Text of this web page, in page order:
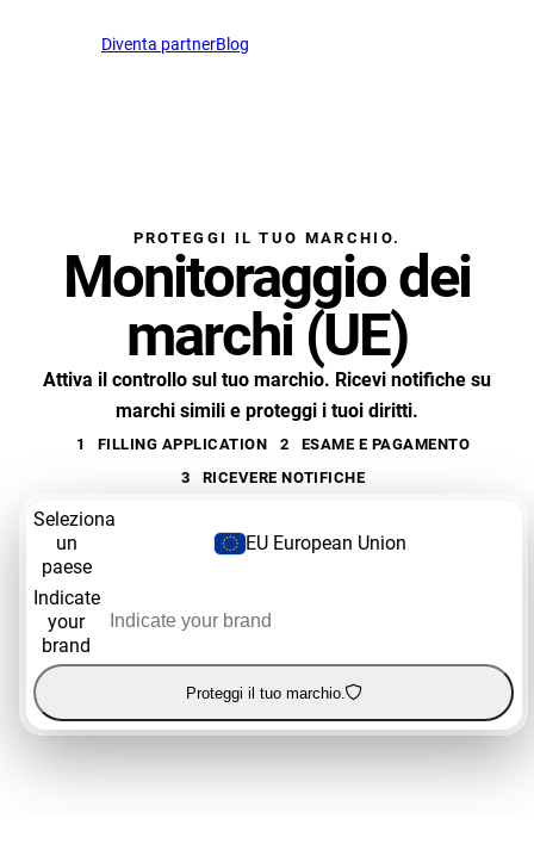
Diventa partnerBlog
PROTEGGI IL TUO MARCHIO.
Monitoraggio dei
marchi (UE)
Attiva il controllo sul tuo marchio. Ricevi notifiche su
marchi simili e proteggi i tuoi diritti.
1 FILLING APPLICATION 2
ESAME E PAGAMENTO
3
RICEVERE NOTIFICHE
Seleziona
un
paese
EU European Union
Indicate
your
brand
Proteggi il tuo marchio.